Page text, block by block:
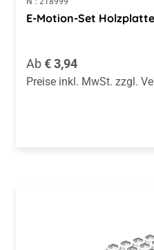
E-Motion-Set
Regulärer Preis:
Ab€ 3,94
Preise inkl. MwSt. zzgl.